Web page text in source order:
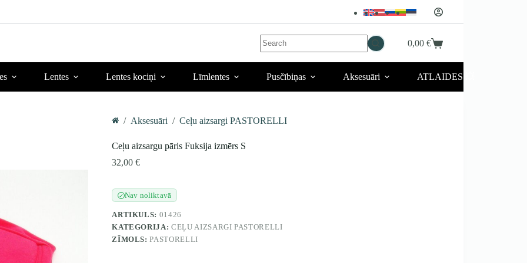
No
results
Iepirkumu
0,00€
Lentes Lentes kociņi Līmlentes Pusčībiņas Aksesuāri ATLAIDES 💥
/ Aksesuāri / Ceļu aizsargi PASTORELLI
Ceļu aizsargu pāris Fuksija izmērs S
32,00€
✓Nav noliktavā
ARTIKULS: 01426
KATEGORIJA:CEĻU AIZSARGI PASTORELLI
ZĪMOLS:PASTORELLI